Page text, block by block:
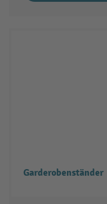
Garderobenständer